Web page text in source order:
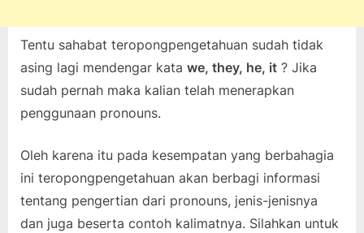
Tentu sahabat teropongpengetahuan sudah tidak
asing lagi mendengar kata we, they, he, it ? Jika
sudah pernah maka kalian telah menerapkan
penggunaan pronouns.
Oleh karena itu pada kesempatan yang berbahagia
ini teropongpengetahuan akan berbagi informasi
tentang pengertian dari pronouns, jenis-jenisnya
dan juga beserta contoh kalimatnya. Silahkan untuk